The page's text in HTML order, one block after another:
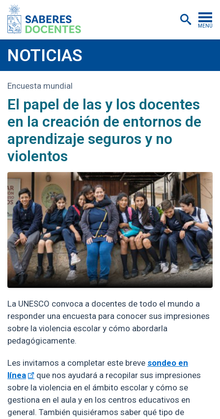
MENÚ
Postítulos y diplomados
Asistencias educativas
Investigación
Inscripciones
Certificados digitales
Aulas virtuales
NOTICIAS
Encuesta mundial
El papel de las y los docentes
en la creación de entornos de
aprendizaje seguros y no
violentos
La UNESCO convoca a docentes de todo el mundo a
responder una encuesta para conocer sus impresiones
sobre la violencia escolar y cómo abordarla
pedagógicamente.
Les invitamos a completar este breve sondeo en
línea
que nos ayudará a recopilar sus impresiones
sobre la violencia en el ámbito escolar y cómo se
gestiona en el aula y en los centros educativos en
general. También quisiéramos saber qué tipo de